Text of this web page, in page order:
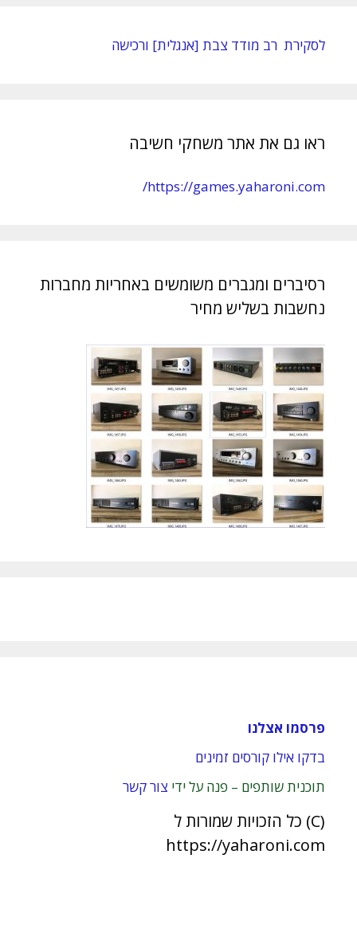
לסקירת רב מודד צבת [אנגלית] ורכישה
ראו גם את אתר משחקי חשיבה
https://games.yaharoni.com/
רסיברים ומגברים משומשים באחריות מחברות
נחשבות בשליש מחיר
פרסמו אצלנו
בדקו אילו קורסים זמינים
תוכנית שותפים – פנה על ידי צור קשר
(C) כל הזכויות שמורות ל
https://yaharoni.com